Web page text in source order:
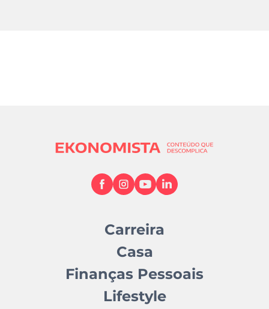
Carreira
Casa
Finanças Pessoais
Lifestyle